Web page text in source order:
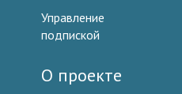
Управление
подпиской
О проекте